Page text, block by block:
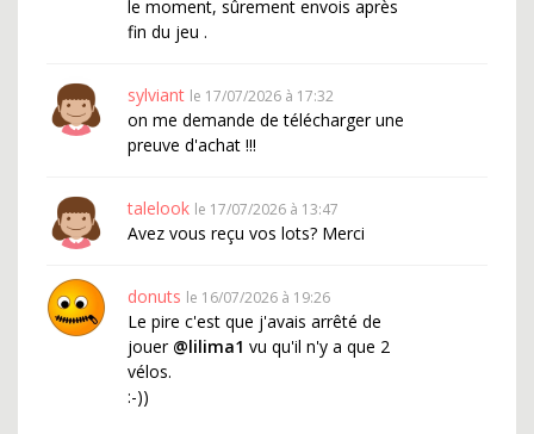
le moment, sûrement envois après
fin du jeu .
sylviant le 17/07/2026 à 17:32
on me demande de télécharger une
preuve d'achat !!!
talelook le 17/07/2026 à 13:47
Avez vous reçu vos lots? Merci
donuts le 16/07/2026 à 19:26
Le pire c'est que j'avais arrêté de
jouer @lilima1 vu qu'il n'y a que 2
vélos.
:-))